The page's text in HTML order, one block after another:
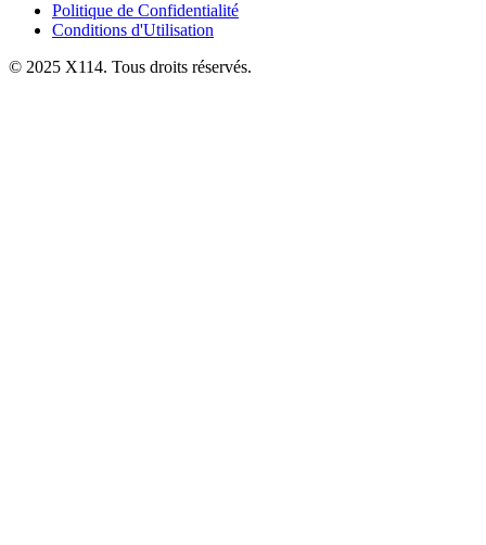
Politique de Confidentialité
Conditions d'Utilisation
© 2025 X114. Tous droits réservés.